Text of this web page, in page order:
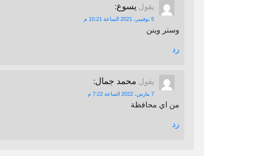
يقول يسوع:
5 نوفمبر، 2021 الساعة 10:21 م
وستر وينن
رد
يقول محمد جمال:
7 مارس، 2022 الساعة 7:22 م
من اي محافظة
رد